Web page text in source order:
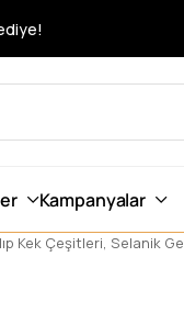
Kampanyalar
Kek Çeşitleri, Selanik